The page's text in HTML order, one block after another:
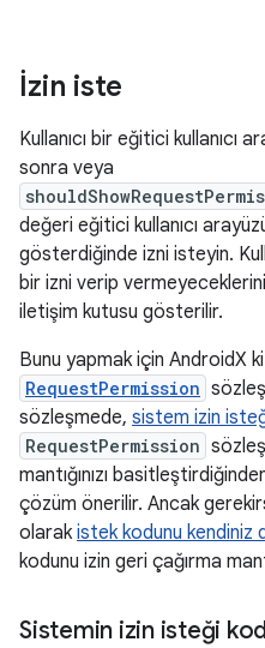
İzin iste
Kullanıcı bir eğitici kullanıcı
sonra veya
değeri eğitici kullanıcı
gösterdiğinde izni isteyin.
bir izni verip
iletişim kutusu gösterilir.
Bunu yapmak için AndroidX
RequestPermission
sözleşmede, sistem izin
RequestPermission
mantığınızı
çözüm önerilir. Ancak
olarak istek kodunu kendiniz
kodunu izin geri çağırma
Sistemin izin isteği